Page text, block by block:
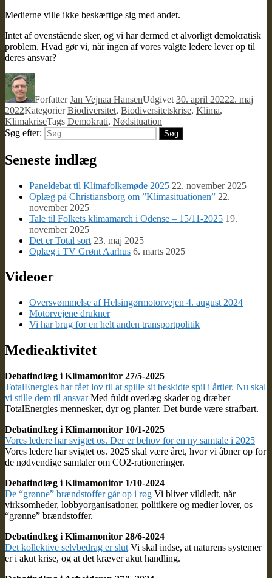
Medierne ville ikke beskæftige sig med andet.
Intet af ovenstående sker, og vi har dermed et alvorligt demokratisk
problem. Hvad gør vi, når ingen af vores valgte ledere lever op til
deres ansvar?
ForfatterJan Vejnaa HansenUdgivet 30. april 20222. maj
2022KategorierBiodiversitet, Biodiversitetskrise, Klima,
KlimakriseTags Demokrati, Nødsituation
Søg efter:
Søg
Seneste indlæg
Paneldebat til Klimafolkemøde 2025 22. november 2025
Oplæg på Christiansborg om ”Klimasituationen” 22.
november 2025
Tale til Folkets klimamarch i Odense – 15/11-2025 19.
november 2025
Det er Total sort 23. maj 2025
Oplæg i TV Grønt Aarhus 6. marts 2025
Videoer
Oversvømmelse af Helsingørmotorvejen 4. august 2024
Motorvejene drukner
Vi har brug for en helt anden transportpolitik
Medieaktivitet
Debatindlæg i Klimamonitor 27/5-2025
TotalEnergies har fået lov til at spille sit beskidte spil i årtier. Nu skal
vi stille dem til ansvarMed fuldt overlæg skader og dræber
TotalEnergies mennesker, dyr og planter. Det burde være strafbart.
Debatindlæg i Klimamonitor 10/1-2025
Vores ledere har svigtet os. Der er behov for en ny samtale i 2025
Vores ledere har svigtet os. 2025 skal være året, hvor vi åbner op for
de nødvendige samtaler om CO2-rationeringer.
Debatindlæg i Klimamonitor 1/10-2024
De “grønne” brændstoffer går op i røg Vi bliver vildledt, når
virksomheder, lobbyorganisationer, politikere og medier lover, os
“grønne” brændstoffer.
Debatindlæg i Klimamonitor 28/6-2024
Det kollektive selvbedrag er slut Vi skal indse, at naturens systemer
er i akut krise, og at det kræver akut handling.